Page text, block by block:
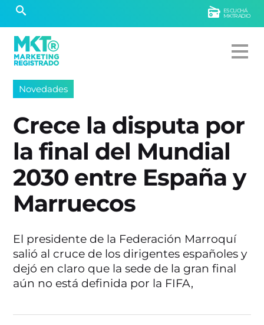
ESCUCHÁ
MKTRADIO
Novedades
Crece la disputa por
la final del Mundial
2030 entre España y
Marruecos
El presidente de la Federación Marroquí
salió al cruce de los dirigentes españoles y
dejó en claro que la sede de la gran final
aún no está definida por la FIFA,